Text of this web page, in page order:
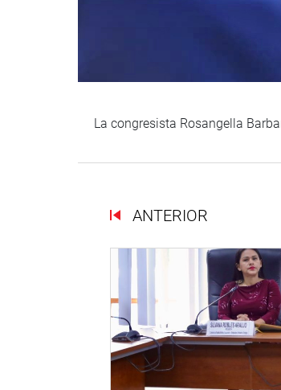
La congresista Rosangella
ANTERIOR